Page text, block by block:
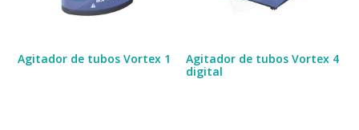
Agitador de tubos Vortex 1
Agitador de tubos Vortex 4
digital